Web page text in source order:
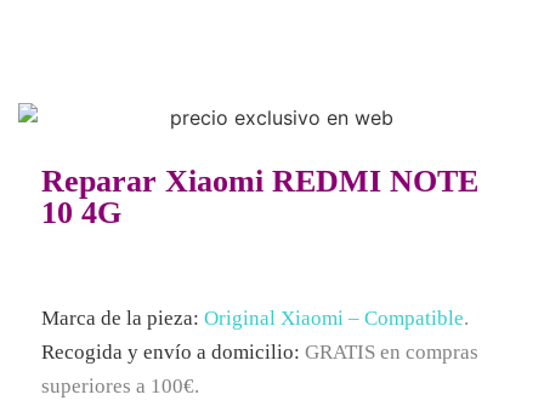
Reparar Xiaomi REDMI NOTE
10 4G
Marca de la pieza: Original Xiaomi – Compatible.
Recogida y envío a domicilio: GRATIS en compras
superiores a 100€.